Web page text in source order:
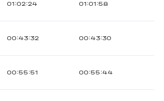
01:02:24 01:01:58
00:43:32 00:43:30
00:55:51 00:55:44